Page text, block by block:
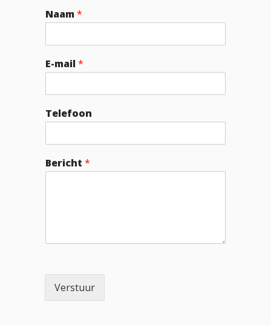
Naam*
E-mail*
Telefoon
Bericht *
Verstuur